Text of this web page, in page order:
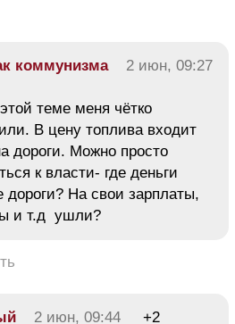
коммунизма
2 июн, 09:27
теме меня чётко
В цену топлива входит
дороги. Можно просто
к власти- где деньги
дороги? На свои зарплаты,
и т.д ушли?
2 июн, 09:44 +2